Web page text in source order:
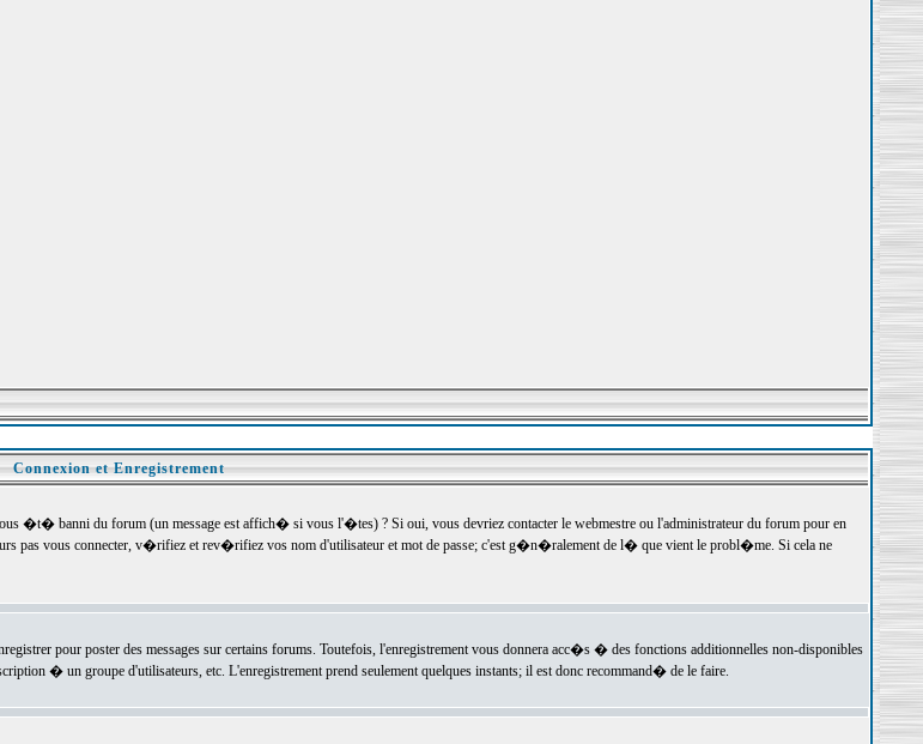
Connexion et Enregistrement
�t� banni du forum (un message est affich� si vous l'�tes) ? Si oui, vous devriez contacter le webmestre ou l'administrateur du forum pour en
pas vous connecter, v�rifiez et rev�rifiez vos nom d'utilisateur et mot de passe; c'est g�n�ralement de l� que vient le probl�me. Si cela ne
pour poster des messages sur certains forums. Toutefois, l'enregistrement vous donnera acc�s � des fonctions additionnelles non-disponibles
� un groupe d'utilisateurs, etc. L'enregistrement prend seulement quelques instants; il est donc recommand� de le faire.